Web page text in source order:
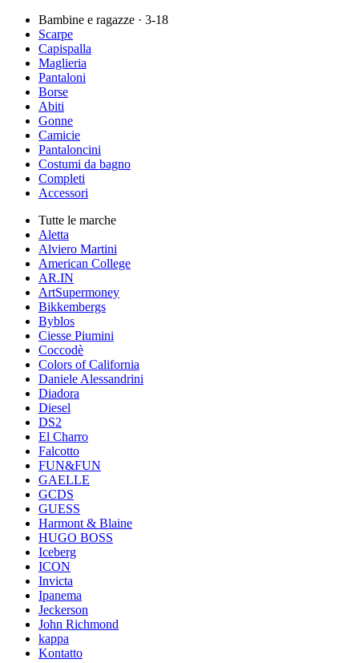
Bambine e ragazze · 3-18
Scarpe
Capispalla
Maglieria
Pantaloni
Borse
Abiti
Gonne
Camicie
Pantaloncini
Costumi da bagno
Completi
Accessori
Tutte le marche
Aletta
Alviero Martini
American College
AR.IN
ArtSupermoney
Bikkembergs
Byblos
Ciesse Piumini
Coccodè
Colors of California
Daniele Alessandrini
Diadora
Diesel
DS2
El Charro
Falcotto
FUN&FUN
GAELLE
GCDS
GUESS
Harmont & Blaine
HUGO BOSS
Iceberg
ICON
Invicta
Ipanema
Jeckerson
John Richmond
kappa
Kontatto